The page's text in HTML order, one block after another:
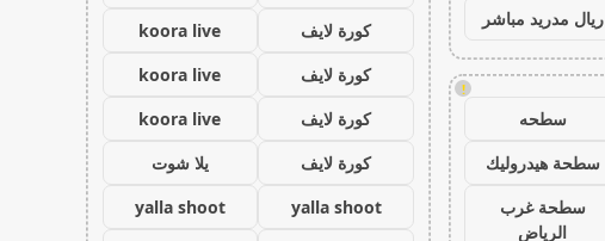
ريال مدريد مباشر
!
سطحه
سطحة هيدروليك
سطحة غرب
الرياض
كورة لايف
koora live
كورة لايف
koora live
كورة لايف
koora live
كورة لايف
يلا شوت
yalla shoot
yalla shoot